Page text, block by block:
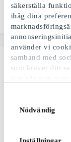
säkerställa
ihåg dina
använder vi
samband med
som kräver ditt
använder
adressen kan
Nödvändig
Från